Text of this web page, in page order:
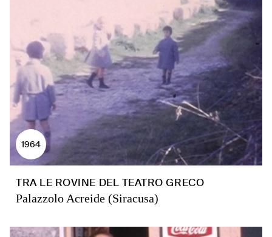
1964
TRA LE ROVINE DEL TEATRO GRECO
Palazzolo Acreide (Siracusa)